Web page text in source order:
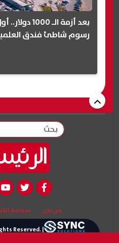
بعد أزمة
رسوم شاطئ فندق
بحث
facebook
من نحن سياسة
Reserved. |